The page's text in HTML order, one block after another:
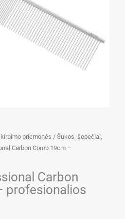
priemonės /Šukos, šepečiai,
Carbon Comb 19cm –
Carbon
profesionalios